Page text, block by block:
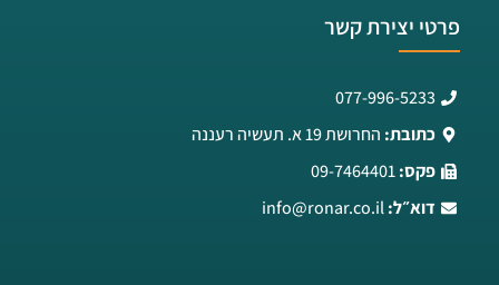
פרטי יצירת קשר
077-996-5233
כתובת: החרושת 19 א. תעשיה רעננה
פקס:09-7464401
דוא״ל: info@ronar.co.il